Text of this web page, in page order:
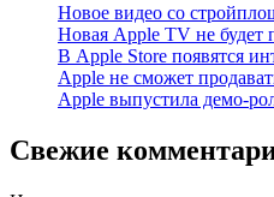
Новое видео со
Новая Apple TV не будет
В Apple Store появятся
Apple не сможет
Apple выпустила демо-
Свежие